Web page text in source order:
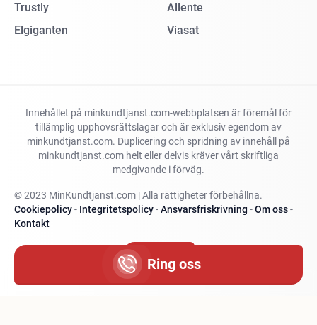
Ring oss
Trustly
Elgiganten
Allente
Viasat
Innehållet på minkundtjanst.com-webbplatsen är föremål för
tillämplig upphovsrättslagar och är exklusiv egendom av
minkundtjanst.com. Duplicering och spridning av innehåll på
minkundtjanst.com helt eller delvis kräver vårt skriftliga
medgivande i förväg.
© 2023 MinKundtjanst.com | Alla rättigheter förbehållna.
Cookiepolicy- Integritetspolicy-Ansvarsfriskrivning -Om oss-
Kontakt
Ändra land